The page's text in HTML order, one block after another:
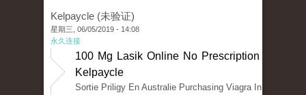
Kelpaycle (未验证)
星期三, 06/05/2019 - 14:08
永久连接
100 Mg Lasik Online No Prescription
Kelpaycle
Sortie Priligy En Australie Purchasing Viagra In